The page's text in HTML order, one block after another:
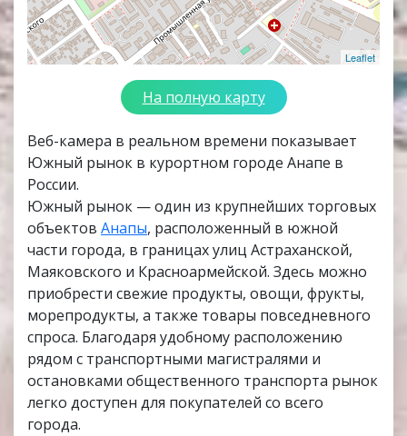
Leaflet
На полную карту
Веб-камера в реальном времени показывает
Южный рынок в курортном городе Анапе в
России.
Южный рынок — один из крупнейших торговых
объектов Анапы, расположенный в южной
части города, в границах улиц Астраханской,
Маяковского и Красноармейской. Здесь можно
приобрести свежие продукты, овощи, фрукты,
морепродукты, а также товары повседневного
спроса. Благодаря удобному расположению
рядом с транспортными магистралями и
остановками общественного транспорта рынок
легко доступен для покупателей со всего
города.